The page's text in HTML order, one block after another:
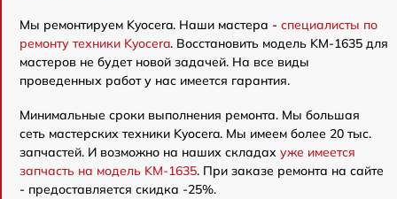
Мы ремонтируем Kyocera. Наши мастера - специалисты по
ремонту техники Kyocera. Восстановить модель KM-1635 для
мастеров не будет новой задачей. На все виды
проведенных работ у нас имеется гарантия.
Минимальные сроки выполнения ремонта. Мы большая
сеть мастерских техники Kyocera. Мы имеем более 20 тыс.
запчастей. И возможно на наших складах уже имеется
запчасть на модель KM-1635. При заказе ремонта на сайте
- предоставляется скидка -25%.